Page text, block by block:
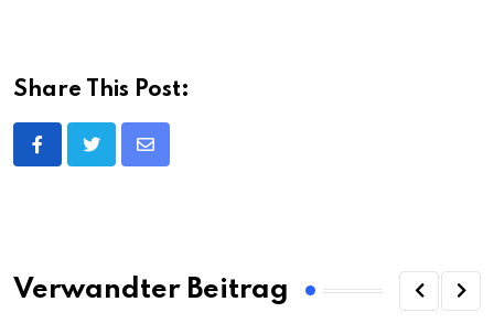
Share This Post:
Share
Verwandter Beitrag